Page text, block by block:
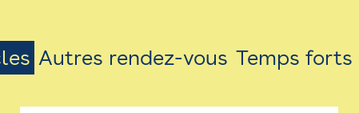
Autres rendez-vous Temps forts